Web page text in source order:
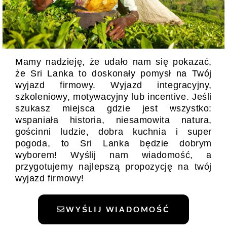
Mamy nadzieję, że udało nam się pokazać,
że Sri Lanka to doskonały pomysł na Twój
wyjazd firmowy. Wyjazd integracyjny,
szkoleniowy, motywacyjny lub incentive. Jeśli
szukasz miejsca gdzie jest wszystko:
wspaniała historia, niesamowita natura,
gościnni ludzie, dobra kuchnia i super
pogoda, to Sri Lanka będzie dobrym
wyborem! Wyślij nam wiadomość, a
przygotujemy najlepszą propozycję na twój
wyjazd firmowy!
WYŚLIJ WIADOMOŚĆ